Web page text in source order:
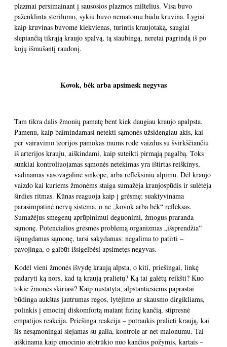
plazmai persimainant į sausosios plazmos miltelius. Visa buvo
paženklinta sterilumo, sykiu buvo nematomu būdu kruvina. Lygiai
kaip kruvinas buvome kiekvienas, turintis kraujotaką, saugiai
slepiančią tikrąją kraujo spalvą, tą siaubingą, neretai pagrindą iš po
kojų išmušantį raudonį.
Kovok, bėk arba apsimesk negyvas
Tam tikra dalis žmonių pamatę bent kiek daugiau kraujo apalpsta.
Pamenu, kaip baimindamasi netekti sąmonės užsidengiau akis, kai
per vairavimo teorijos pamokas mums rodė vaizdus su švirkščiančiu
iš arterijos krauju, aiškindami, kaip suteikti pirmąją pagalbą. Toks
sunkiai kontroliuojamas sąmonės netekimas yra ištirtas reiškinys,
vadinamas vasovagaline sinkope, arba refleksiniu alpimu. Dėl kraujo
vaizdo kai kuriems žmonėms staiga sumažėja kraujospūdis ir sulėtėja
širdies ritmas. Kūnas reaguoja kaip į grėsmę: suaktyvinama
parasimpatinė nervų sistema, o ne „kovok arba bėk“ refleksas.
Sumažėjus smegenų aprūpinimui deguonimi, žmogus praranda
sąmonę. Potencialios grėsmės problemą organizmas „išsprendžia“
išjungdamas sąmonę, tarsi sakydamas: negalima to patirti –
pavojinga, o galbūt išsigelbėsi apsimetęs negyvas.
Kodėl vieni žmonės išvydę kraują alpsta, o kiti, priešingai, linkę
padaryti ką nors, kad tą kraują pralietų? Ką tai galėtų reikšti? Kuo
tokie žmonės skiriasi? Kaip nustatyta, alpstantiesiems paprastai
būdinga aukštas jautrumas regos, lytėjimo ar skausmo dirgikliams,
polinkis į emocinį diskomfortą matant fizinę kančią, stipresnė
empatijos reakcija. Priešinga reakcija – potraukis pralieti kraują, kai
šis nesąmoningai siejamas su galia, kontrole ar net malonumu. Tai
aiškinama kaip emocinio atotrūkio nuo kančios požymis, kartais –